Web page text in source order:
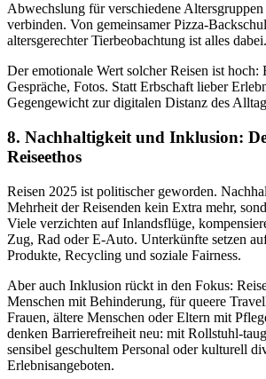
Abwechslung für verschiedene
verbinden. Von gemeinsamer Pizza-
altersgerechter Tierbeobachtung ist alles dabei.
Der emotionale Wert solcher Reisen ist hoch:
Gespräche, Fotos. Statt Erbschaft lieber
Gegengewicht zur digitalen Distanz des
8. Nachhaltigkeit und Inklusion:
Reiseethos
Reisen 2025 ist politischer geworden.
Mehrheit der Reisenden kein Extra mehr,
Viele verzichten auf Inlandsflüge,
Zug, Rad oder E-Auto. Unterkünfte setzen
Produkte, Recycling und soziale Fairness.
Aber auch Inklusion rückt in den Fokus:
Menschen mit Behinderung, für queere
Frauen, ältere Menschen oder Eltern mit
denken Barrierefreiheit neu: mit Rollstuhl-
sensibel geschultem Personal oder kulturell
Erlebnisangeboten.